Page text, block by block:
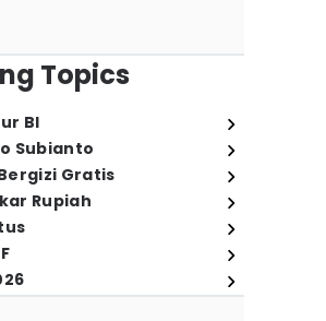
Topics
BI
Subianto
Gratis
Rupiah